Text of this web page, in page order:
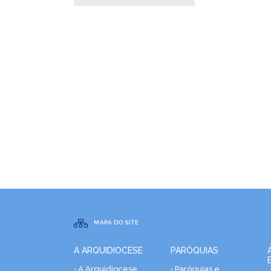
MAPA DO SITE
A ARQUIDIOCESE
• A Arquidiocese
PARÓQUIAS
• Paróquias e